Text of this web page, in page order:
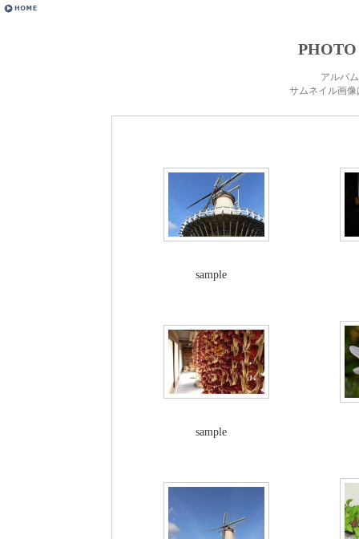
アルバ
サムネイル画
sample
sample